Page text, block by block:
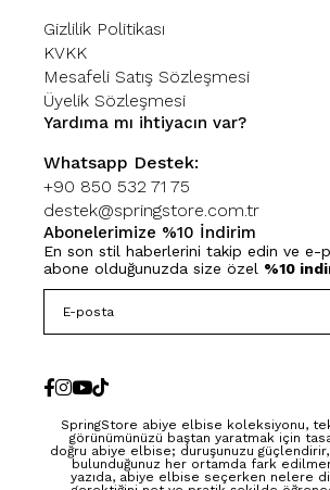
Gizlilik Politikası
KVKK
Mesafeli Satış Sözleşmesi
Üyelik Sözleşmesi
Yardıma mı ihtiyacın var?
Whatsapp Destek:
+90 850 532 71 75
destek@springstore.com.tr
Abonelerimize %10 İndirim
En son stil haberlerini takip edin ve e-
abone olduğunuzda size özel %10
SpringStore abiye elbise koleksiyonu,
görünümünüzü baştan yaratmak için
doğru abiye elbise; duruşunuzu güçlendirir,
bulunduğunuz her ortamda fark
yazıda, abiye elbise seçerken nelere